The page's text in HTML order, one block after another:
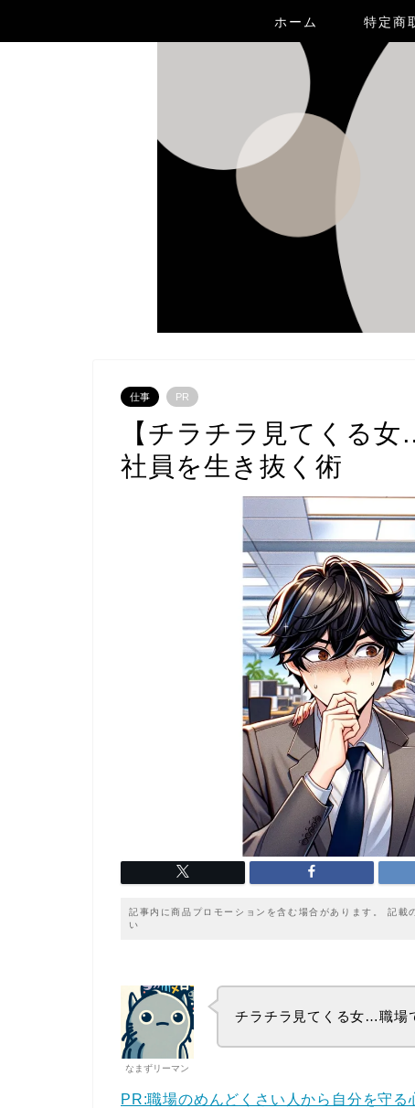
ホーム 特定商
仕事 PR
【チラチラ見てくる
社員を生き抜く術
記事内に商品プロモーションを含む場合があります。 記載
い
なまずリーマン
チラチラ見てくる女…職場
PR:職場のめんどくさい人から自分を守る